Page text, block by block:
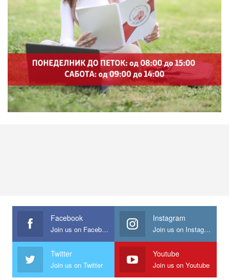
Facebook
Join us on Facebook
Instagram
Join us on Instagram
Twitter
Join us on Twitter
Youtube
Join us on Youtube